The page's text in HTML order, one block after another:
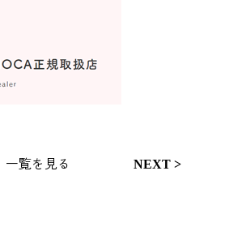
一覧を見る NEXT >